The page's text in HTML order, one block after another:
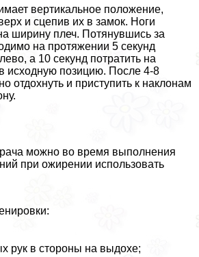
вертикальное положение,
и сцепив их в замок. Ноги
ширину плеч. Потянувшись за
на протяжении 5 секунд
а 10 секунд потратить на
исходную позицию. После 4-8
отдохнуть и приступить к наклонам
можно во время выполнения
при ожирении использовать
рук в стороны на выдохе;